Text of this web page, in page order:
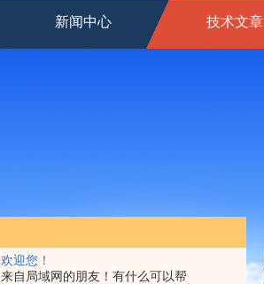
欢迎您！
来自局域网的朋友！有什么可以帮
新闻中心 技术文章